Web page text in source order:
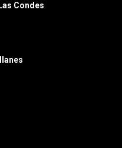
Condes